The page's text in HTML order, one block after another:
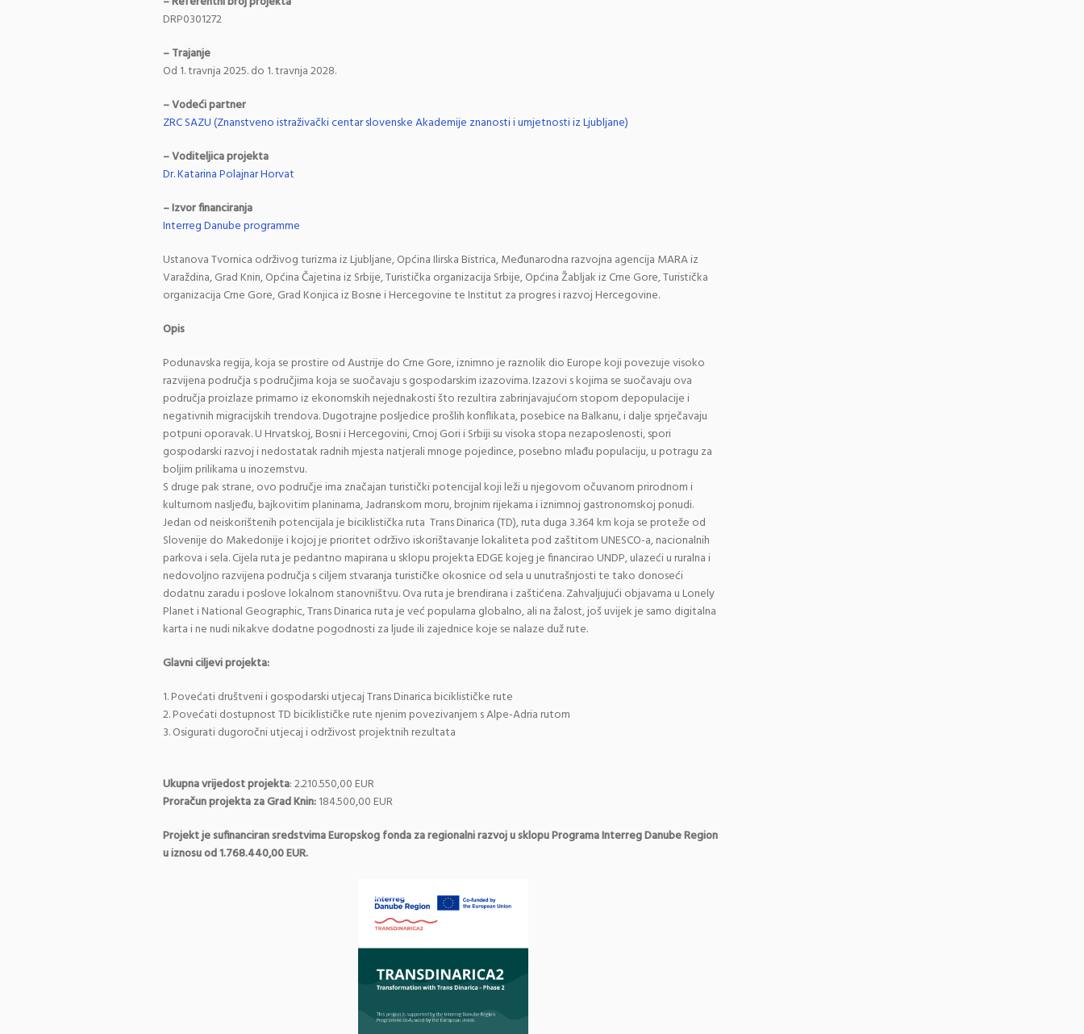
DRP0301272
– Trajanje
Od 1. travnja 2025. do 1. travnja 2028.
– Vodeći partner
ZRC SAZU (Znanstveno istraživački centar slovenske Akademije znanosti i umjetnosti iz Ljubljane)
– Voditeljica projekta
Dr. Katarina Polajnar Horvat
– Izvor financiranja
Interreg Danube programme
Ustanova Tvornica održivog turizma iz Ljubljane, Općina Ilirska Bistrica, Međunarodna razvojna agencija MARA iz
Varaždina, Grad Knin, Općina Čajetina iz Srbije, Turistička organizacija Srbije, Općina Žabljak iz Crne Gore, Turistička
organizacija Crne Gore, Grad Konjica iz Bosne i Hercegovine te Institut za progres i razvoj Hercegovine.
Opis
Podunavska regija, koja se prostire od Austrije do Crne Gore, iznimno je raznolik dio Europe koji povezuje visoko
razvijena područja s područjima koja se suočavaju s gospodarskim izazovima. Izazovi s kojima se suočavaju ova
područja proizlaze primarno iz ekonomskih nejednakosti što rezultira zabrinjavajućom stopom depopulacije i
negativnih migracijskih trendova. Dugotrajne posljedice prošlih konflikata, posebice na Balkanu, i dalje sprječavaju
potpuni oporavak. U Hrvatskoj, Bosni i Hercegovini, Crnoj Gori i Srbiji su visoka stopa nezaposlenosti, spori
gospodarski razvoj i nedostatak radnih mjesta natjerali mnoge pojedince, posebno mlađu populaciju, u potragu za
boljim prilikama u inozemstvu.
S druge pak strane, ovo područje ima značajan turistički potencijal koji leži u njegovom očuvanom prirodnom i
kulturnom nasljeđu, bajkovitim planinama, Jadranskom moru, brojnim rijekama i iznimnoj gastronomskoj ponudi.
Jedan od neiskorištenih potencijala je biciklistička ruta Trans Dinarica (TD), ruta duga 3.364 km koja se proteže od
Slovenije do Makedonije i kojoj je prioritet održivo iskorištavanje lokaliteta pod zaštitom UNESCO-a, nacionalnih
parkova i sela. Cijela ruta je pedantno mapirana u sklopu projekta EDGE kojeg je financirao UNDP, ulazeći u ruralna i
nedovoljno razvijena područja s ciljem stvaranja turističke okosnice od sela u unutrašnjosti te tako donoseći
dodatnu zaradu i poslove lokalnom stanovništvu. Ova ruta je brendirana i zaštićena. Zahvaljujući objavama u Lonely
Planet i National Geographic, Trans Dinarica ruta je već popularna globalno, ali na žalost, još uvijek je samo digitalna
karta i ne nudi nikakve dodatne pogodnosti za ljude ili zajednice koje se nalaze duž rute.
Glavni ciljevi projekta:
1. Povećati društveni i gospodarski utjecaj Trans Dinarica biciklističke rute
2. Povećati dostupnost TD biciklističke rute njenim povezivanjem s Alpe-Adria rutom
3. Osigurati dugoročni utjecaj i održivost projektnih rezultata
Ukupna vrijedost projekta: 2.210.550,00 EUR
Proračun projekta za Grad Knin:184.500,00 EUR
Projekt je sufinanciran sredstvima Europskog fonda za regionalni razvoj u sklopu Programa Interreg Danube Region
u iznosu od 1.768.440,00 EUR.